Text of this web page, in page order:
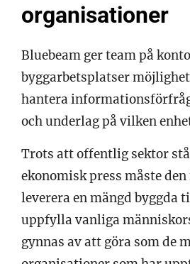
organisationer
Bluebeam ger team på
byggarbetsplatser
hantera
och underlag på vilken
Trots att offentlig sektor
ekonomisk press måste
leverera en mängd byggda
uppfylla vanliga
gynnas av att göra som de